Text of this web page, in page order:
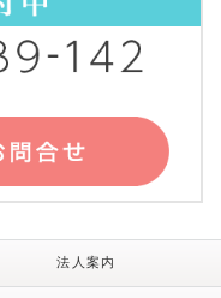
法人案内